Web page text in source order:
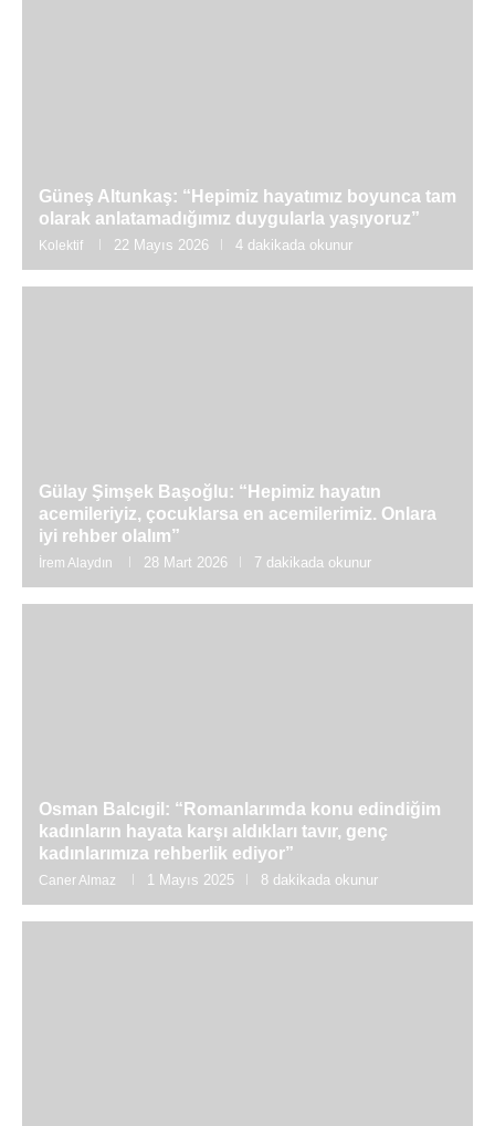
Güneş Altunkaş: “Hepimiz hayatımız boyunca tam
olarak anlatamadığımız duygularla yaşıyoruz”
Kolektif 22 Mayıs 2026 4 dakikada okunur
Gülay Şimşek Başoğlu: “Hepimiz hayatın
acemileriyiz, çocuklarsa en acemilerimiz. Onlara
iyi rehber olalım”
İrem Alaydın 28 Mart 2026 7 dakikada okunur
Osman Balcıgil: “Romanlarımda konu edindiğim
kadınların hayata karşı aldıkları tavır, genç
kadınlarımıza rehberlik ediyor”
Caner Almaz 1 Mayıs 2025 8 dakikada okunur